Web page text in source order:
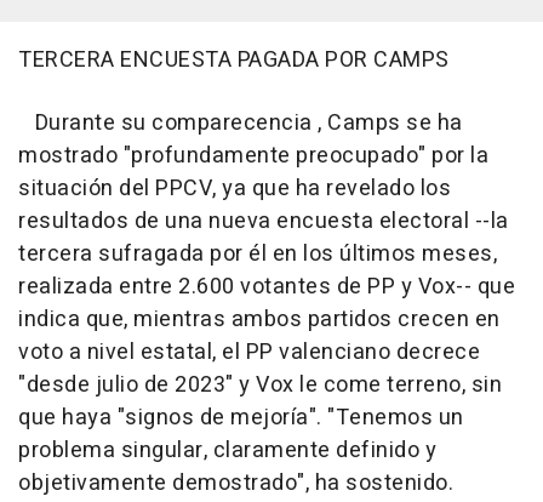
TERCERA ENCUESTA PAGADA POR CAMPS
Durante su comparecencia , Camps se ha
mostrado "profundamente preocupado" por la
situación del PPCV, ya que ha revelado los
resultados de una nueva encuesta electoral --la
tercera sufragada por él en los últimos meses,
realizada entre 2.600 votantes de PP y Vox-- que
indica que, mientras ambos partidos crecen en
voto a nivel estatal, el PP valenciano decrece
"desde julio de 2023" y Vox le come terreno, sin
que haya "signos de mejoría". "Tenemos un
problema singular, claramente definido y
objetivamente demostrado", ha sostenido.